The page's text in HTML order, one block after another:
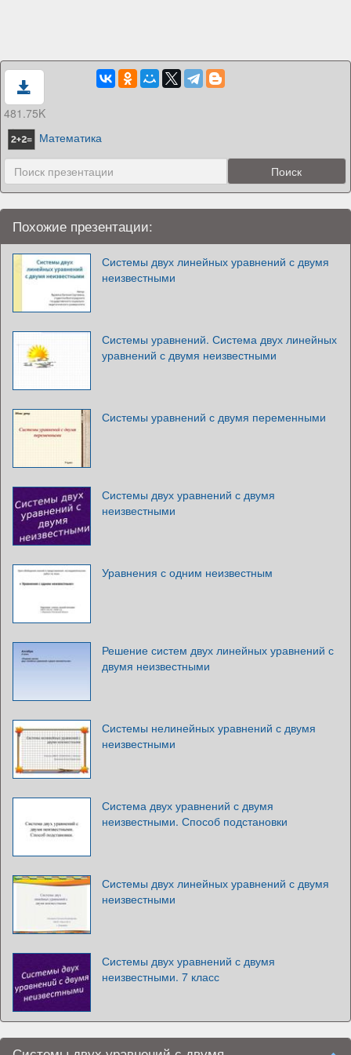
481.75K
Математика
Похожие презентации:
Системы двух линейных уравнений с двумя
неизвестными
Системы уравнений. Система двух линейных
уравнений с двумя неизвестными
Системы уравнений с двумя переменными
Системы двух уравнений с двумя
неизвестными
Уравнения с одним неизвестным
Решение систем двух линейных уравнений с
двумя неизвестными
Системы нелинейных уравнений с двумя
неизвестными
Система двух уравнений с двумя
неизвестными. Способ подстановки
Системы двух линейных уравнений с двумя
неизвестными
Системы двух уравнений с двумя
неизвестными. 7 класс